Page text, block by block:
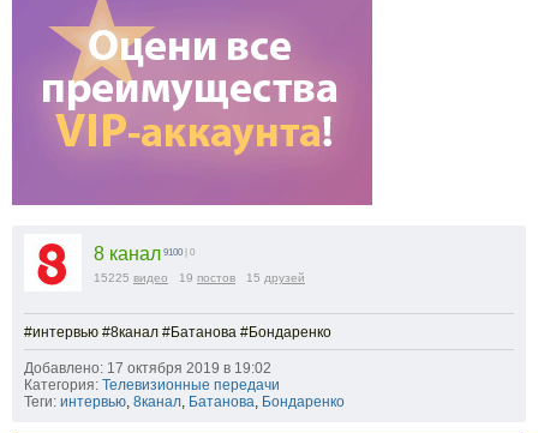
8 канал 9100 | 0
15225 видео 19 постов 15 друзей
#интервью #8канал #Батанова #Бондаренко
Добавлено: 17 октября 2019 в 19:02
Категория: Телевизионные передачи
Теги: интервью, 8канал, Батанова, Бондаренко